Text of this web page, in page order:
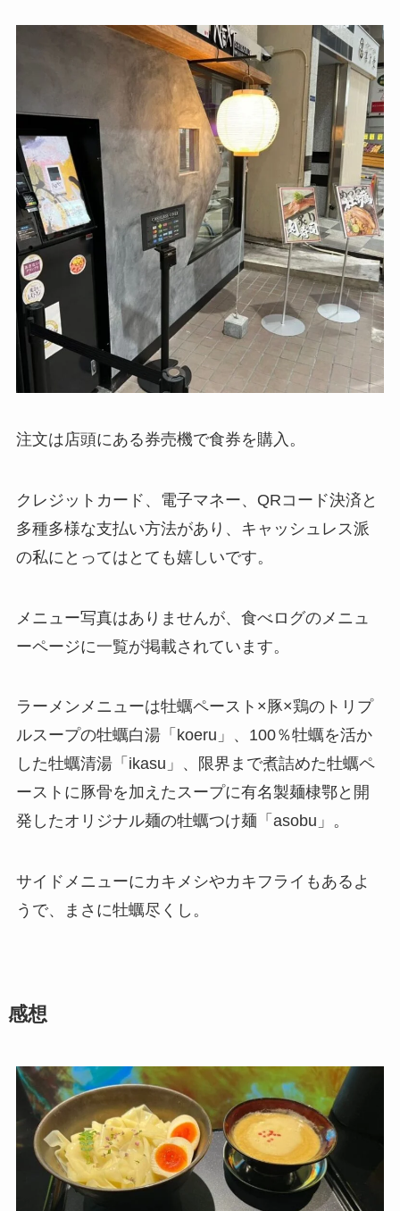
注文は店頭にある券売機で食券を購入。
クレジットカード、電子マネー、QRコード決済と
多種多様な支払い方法があり、キャッシュレス派
の私にとってはとても嬉しいです。
メニュー写真はありませんが、食べログのメニュ
ーページに一覧が掲載されています。
ラーメンメニューは牡蠣ペースト×豚×鶏のトリプ
ルスープの牡蠣白湯「koeru」、100％牡蠣を活か
した牡蠣清湯「ikasu」、限界まで煮詰めた牡蠣ペ
ーストに豚骨を加えたスープに有名製麺棣鄂と開
発したオリジナル麺の牡蠣つけ麺「asobu」。
サイドメニューにカキメシやカキフライもあるよ
うで、まさに牡蠣尽くし。
感想